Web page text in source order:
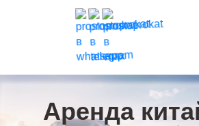
Выберите класс/бренд
Аренда